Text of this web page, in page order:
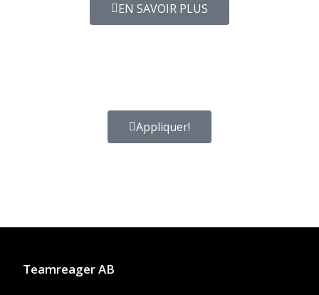
EN SAVOIR PLUS
Appliquer!
Teamreager AB